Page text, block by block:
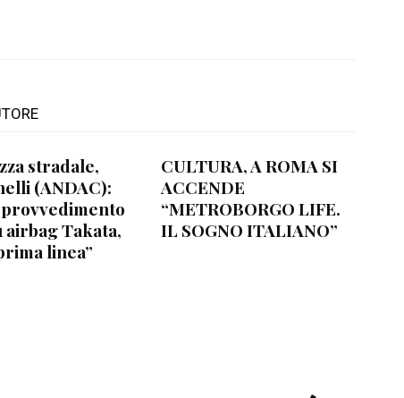
stradale,
(ANDAC):
provvedimento
airbag Takata,
linea”
CULTURA, A ROMA SI
ACCENDE
“METROBORGO LIFE.
IL SOGNO ITALIANO”